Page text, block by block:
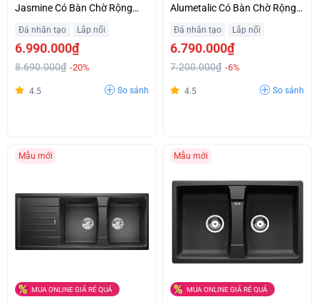
Jasmine Có Bàn Chờ Rộng
Đá nhân tạo Lắp nổi
6.990.000₫
8.690.000₫ -20%
4.5 So sánh
Alumetalic Có Bàn Chờ Rộng
Đá nhân tạo Lắp nổi
6.790.000₫
7.200.000₫ -6%
4.5 So sánh
Mẫu mới
MUA ONLINE GIÁ RẺ QUÁ
Mẫu mới
MUA ONLINE GIÁ RẺ QUÁ